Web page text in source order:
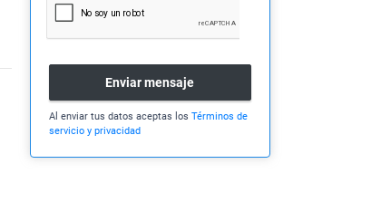
Enviar mensaje
Al enviar tus datos aceptas los Términos de
servicio y privacidad